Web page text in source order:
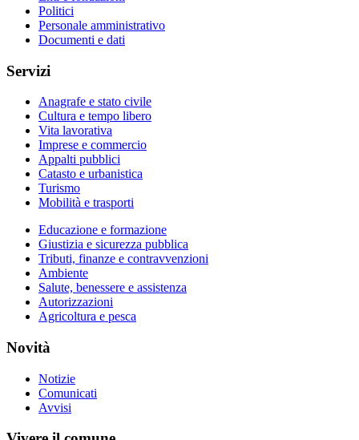
Politici
Personale amministrativo
Documenti e dati
Servizi
Anagrafe e stato civile
Cultura e tempo libero
Vita lavorativa
Imprese e commercio
Appalti pubblici
Catasto e urbanistica
Turismo
Mobilità e trasporti
Educazione e formazione
Giustizia e sicurezza pubblica
Tributi, finanze e contravvenzioni
Ambiente
Salute, benessere e assistenza
Autorizzazioni
Agricoltura e pesca
Novità
Notizie
Comunicati
Avvisi